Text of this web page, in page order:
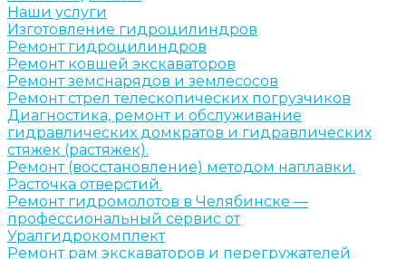
Наши услуги
Изготовление гидроцилиндров
Ремонт гидроцилиндров
Ремонт ковшей экскаваторов
Ремонт земснарядов и землесосов
Ремонт стрел телескопических погрузчиков
Диагностика, ремонт и обслуживание
гидравлических домкратов и гидравлических
стяжек (растяжек).
Ремонт (восстановление) методом наплавки.
Расточка отверстий.
Ремонт гидромолотов в Челябинске —
профессиональный сервис от
Уралгидрокомплект
Ремонт рам экскаваторов и перегружателей